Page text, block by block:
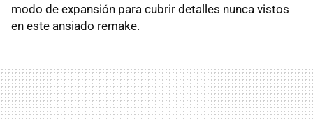
modo de expansión para cubrir detalles nunca vistos
en este ansiado remake.